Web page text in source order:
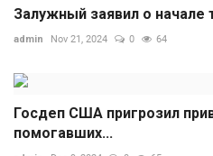
Залужный заявил о начале
admin Nov 21, 2024 0 64
Госдеп США пригрозил
помогавших...